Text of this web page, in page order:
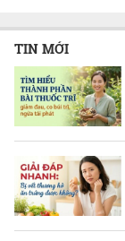
TIN MỚI